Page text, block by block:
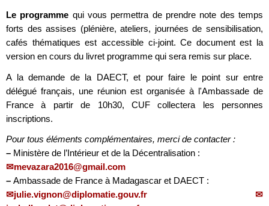
Le programme qui vous permettra de prendre note des temps
forts des assises (plénière, ateliers, journées de sensibilisation,
cafés thématiques est accessible ci-joint. Ce document est la
version en cours du livret programme qui sera remis sur place.
A la demande de la DAECT, et pour faire le point sur entre
délégué français, une réunion est organisée à l'Ambassade de
France à partir de 10h30, CUF collectera les personnes
inscriptions.
Pour tous éléments complémentaires, merci de contacter :
– Ministère de l’Intérieur et de la Décentralisation :
mevazara2016@gmail.com
– Ambassade de France à Madagascar et DAECT :
julie.vignon@diplomatie.gouv.fr